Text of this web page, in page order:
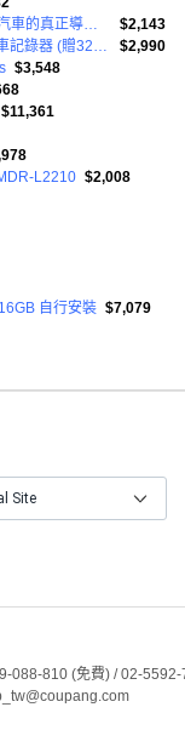
界面視圖 HUD 抬頭顯示器 IF-1000 與現代和起亞汽車的真正導航相連
$2,143
娜娜汽車 Mio MiVue C590 星光級 GPS 前鏡頭行車記錄器 (贈32G記憶卡)
$2,990
$3,548
$11,361
L2210 $2,008
自行安裝 $7,079
Site
088-810 (免費) / 02-